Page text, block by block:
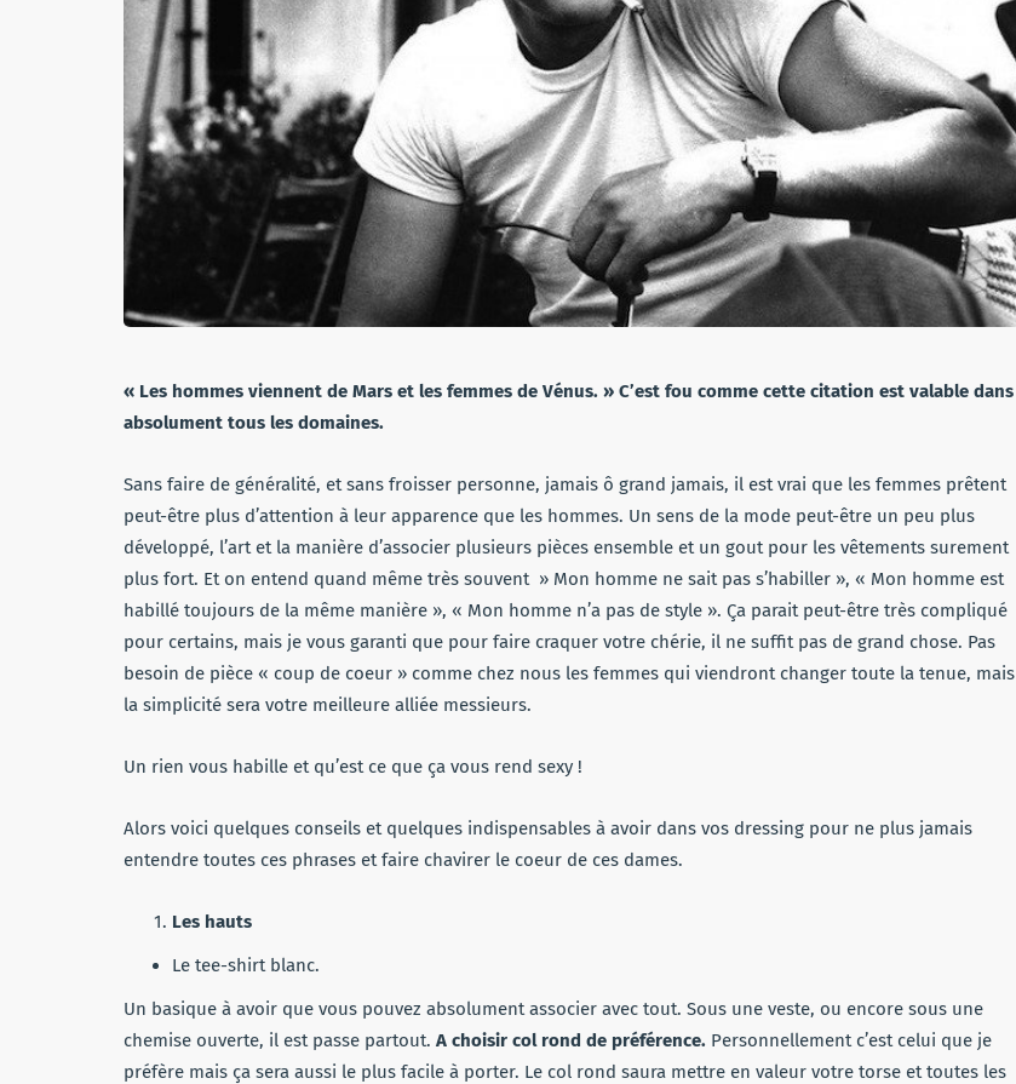
« Les hommes viennent de Mars et les femmes de Vénus. » C’est fou comme cette citation est valable dans
absolument tous les domaines.
Sans faire de généralité, et sans froisser personne, jamais ô grand jamais, il est vrai que les femmes prêtent
peut-être plus d’attention à leur apparence que les hommes. Un sens de la mode peut-être un peu plus
développé, l’art et la manière d’associer plusieurs pièces ensemble et un gout pour les vêtements surement
plus fort. Et on entend quand même très souvent » Mon homme ne sait pas s’habiller », « Mon homme est
habillé toujours de la même manière », « Mon homme n’a pas de style ». Ça parait peut-être très compliqué
pour certains, mais je vous garanti que pour faire craquer votre chérie, il ne suffit pas de grand chose. Pas
besoin de pièce « coup de coeur » comme chez nous les femmes qui viendront changer toute la tenue, mais
la simplicité sera votre meilleure alliée messieurs.
Un rien vous habille et qu’est ce que ça vous rend sexy !
Alors voici quelques conseils et quelques indispensables à avoir dans vos dressing pour ne plus jamais
entendre toutes ces phrases et faire chavirer le coeur de ces dames.
Les hauts
Le tee-shirt blanc.
Un basique à avoir que vous pouvez absolument associer avec tout. Sous une veste, ou encore sous une
chemise ouverte, il est passe partout. A choisir col rond de préférence. Personnellement c’est celui que je
préfère mais ça sera aussi le plus facile à porter. Le col rond saura mettre en valeur votre torse et toutes les